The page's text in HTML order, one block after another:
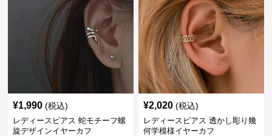
¥1,990 (税込)
レディースピアス 蛇モチーフ螺
旋デザインイヤーカフ
¥2,020 (税込)
レディースピアス 透かし彫り幾
何学模様イヤーカフ